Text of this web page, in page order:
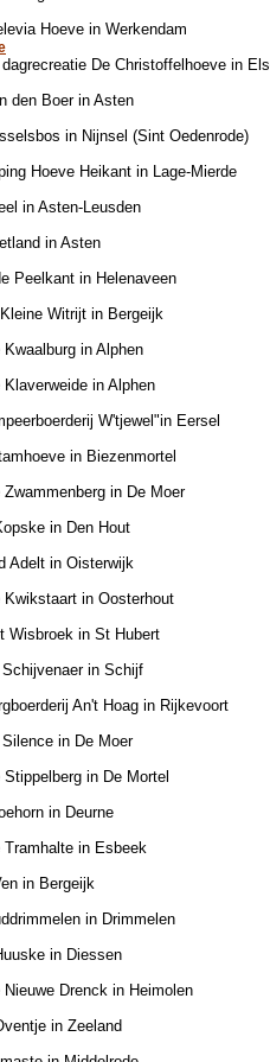
Hoeve in Werkendam
De Christoffelhoeve in
den Boer in Asten
in Nijnsel (Sint Oedenrode)
Hoeve Heikant in Lage-Mierde
in Asten-Leusden
in Asten
Peelkant in Helenaveen
Witrijt in Bergeijk
in Alphen
in Alphen
W'tjewel"in Eersel
in Biezenmortel
in De Moer
in Den Hout
Adelt in Oisterwijk
in Oosterhout
Wisbroek in St Hubert
in Schijf
An't Hoag in Rijkevoort
in De Moer
in De Mortel
in Deurne
in Esbeek
in Bergeijk
in Drimmelen
in Diessen
Drenck in Heimolen
in Zeeland